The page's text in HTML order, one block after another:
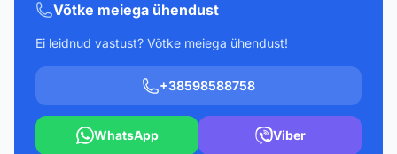
Võtke meiega ühendust
Ei leidnud vastust? Võtke meiega ühendust!
+38598588758
WhatsApp Viber